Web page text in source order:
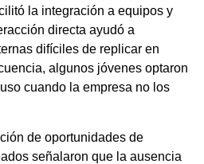
la integración a equipos y
directa ayudó a
difíciles de replicar en
algunos jóvenes optaron
cuando la empresa no los
de oportunidades de
señalaron que la ausencia